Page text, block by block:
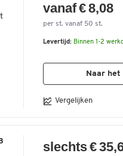
vanaf € 8,08
per st. vanaf 50 st.
Levertijd: Binnen 1-2
Naar
Vergelijken
slechts €